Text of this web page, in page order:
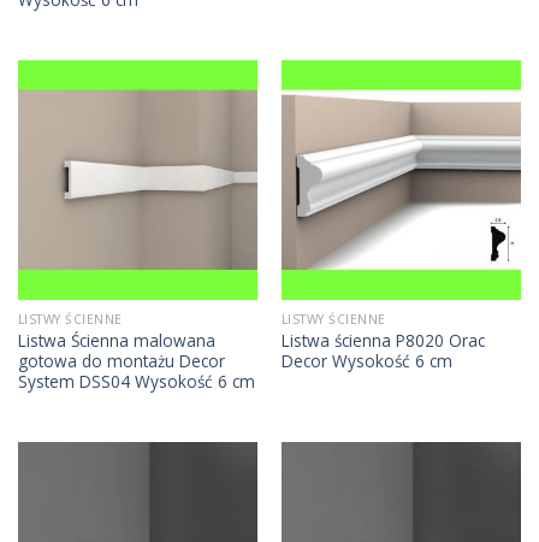
LISTWY ŚCIENNE
Listwa Ścienna malowana
gotowa do montażu Decor
System DSS04 Wysokość 6 cm
LISTWY ŚCIENNE
Listwa ścienna P8020 Orac
Decor Wysokość 6 cm